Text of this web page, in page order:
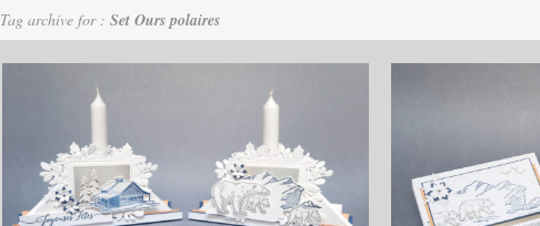
Tag archive for : Set Ours polaires